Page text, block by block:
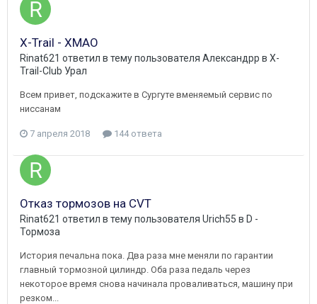
Х-Trail - ХМАО
Rinat621 ответил в тему пользователя Александрр в X-
Trail-Club Урал
Всем привет, подскажите в Сургуте вменяемый сервис по
ниссанам
7 апреля 2018 144 ответа
Отказ тормозов на CVT
Rinat621 ответил в тему пользователя Urich55 в D -
Тормоза
История печальна пока. Два раза мне меняли по гарантии
главный тормозной цилиндр. Оба раза педаль через
некоторое время снова начинала проваливаться, машину при
резком...